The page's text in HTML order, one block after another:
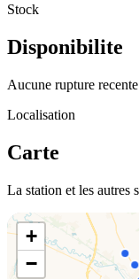
Stock
Disponibilite
Aucune rupture
Localisation
Carte
La station et les autres
+
−